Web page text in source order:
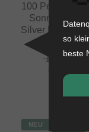
100 Percent
Sonnenbrille -
Silver Mirror
0.03 kg
100.80
NEU
so
beste